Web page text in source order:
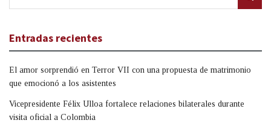
Entradas recientes
El amor sorprendió en Terror VII con una propuesta de matrimonio
que emocionó a los asistentes
Vicepresidente Félix Ulloa fortalece relaciones bilaterales durante
visita oficial a Colombia